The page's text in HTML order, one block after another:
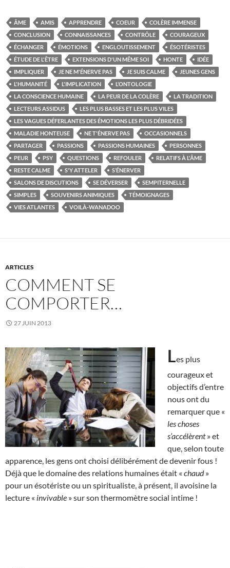
ÂME AMIS APPRENDRE COEUR
COLÈRE IMMENSE
CONCLUSION
CONNAISSANCES CONTRÔLE
COURAGEUX
ÉCHANGER
ÉMOTIONS ENGLOUTISSEMENT
ÉSOTÉRISTES
ÉTUDE DE L'ÊTRE
EXTENSIONS D'UN MÊME SOI HONTE
IDÉE
IMPLIQUER
JE NE M'ÉNERVE PAS JE SUIS CALME
JEUNES GENS
L'HUMANITÉ
L'IMPLICATION
L’ONTOLOGIE
LA CONSCIENCE HUMAINE
LA PEUR DE LA COLÈRE
LA TRADITION
LECTEURS ASSIDUS
LES PLUS BASSES ET LES PLUS VILES
LES VAGUES DÉFERLANTES DES ÉMOTIONS LES PLUS DÉBRIDÉES
MALADIE HONTEUSE
NE T'ÉNERVE PAS
OCCASIONNELS
PARTAGER
PASSIONS PASSIONS HUMAINES
PERSONNES
PEUR
PSY QUESTIONS REFOULER
RELATIFS À L'ÂME
RESTE CALME
S'Y ATTELER
S’ÉNERVER
SALONS DE DISCUTIONS
SE DÉVERSER
SEMPITERNELLE
SIMPLES
SOUVENIRS ANIMIQUES
TÉMOIGNAGES
VIES ATLANTES
VOILÀ-WANADOO
ARTICLES
COMMENT SE
COMPORTER…
27 JUIN 2013
Les plus
courageux et
objectifs d’entre
nous ont du
remarquer que «
les choses
s’accélèrent» et
que, selon toute
apparence, les gens ont choisi délibérément de devenir fous !
Déjà que le domaine des relations humaines était « chaud»
pour un ésotériste ou un spiritualiste, à présent, il avoisine la
lecture « invivable » sur son thermomètre social intime !